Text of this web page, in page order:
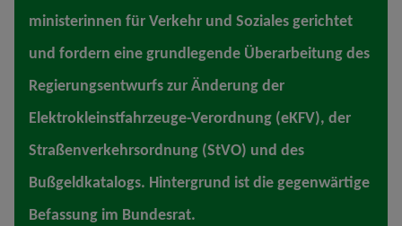
ministerinnen für Verkehr und Soziales gerichtet
und fordern eine grundlegende Überarbeitung des
Regierungsentwurfs zur Änderung der
Elektrokleinstfahrzeuge-Verordnung (eKFV), der
Straßenverkehrsordnung (StVO) und des
Bußgeldkatalogs. Hintergrund ist die gegenwärtige
Befassung im Bundesrat.